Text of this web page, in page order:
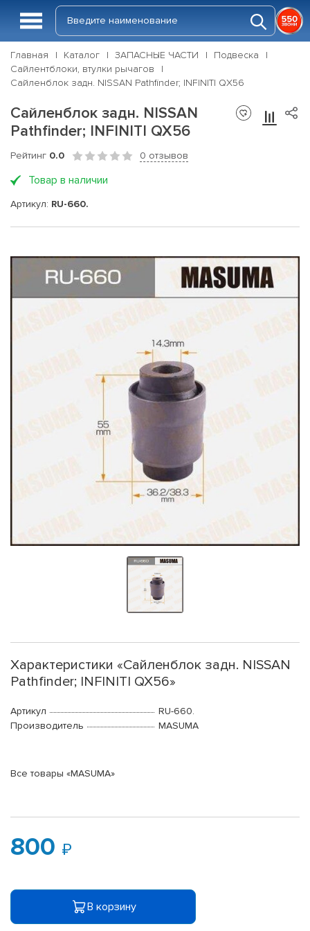
Главная Каталог ЗАПАСНЫЕ ЧАСТИ
Подвеска
Сайлентблоки, втулки рычагов
Сайленблок задн. NISSAN Pathfinder; INFINITI QX56
Сайленблок задн. NISSAN
Pathfinder; INFINITI QX56
Рейтинг 0.0 0 отзывов
Товар в наличии
Артикул: RU-660.
Характеристики «Сайленблок задн. NISSAN
Pathfinder; INFINITI QX56»
Артикул
RU-660.
Производитель
MASUMA
Все товары «MASUMA»
800
В корзину